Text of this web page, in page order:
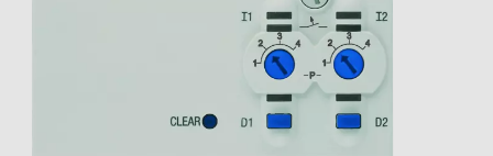
Controlo da hora e da luz
Controlo da climatização
Comutação e regulação de LEDs
Referências
Informações atuais